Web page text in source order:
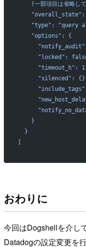
(一部項目は省略し
"overall_state":
"type": "query
    "options": {
"locked":
"timeout_h":
"silenced":
    }
  }
おわりに
今回はDogshellを介し
Datadogの設定変更を